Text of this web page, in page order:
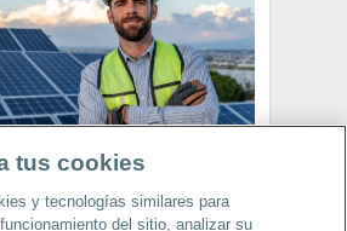
tus cookies
y tecnologías similares para
del sitio, analizar su